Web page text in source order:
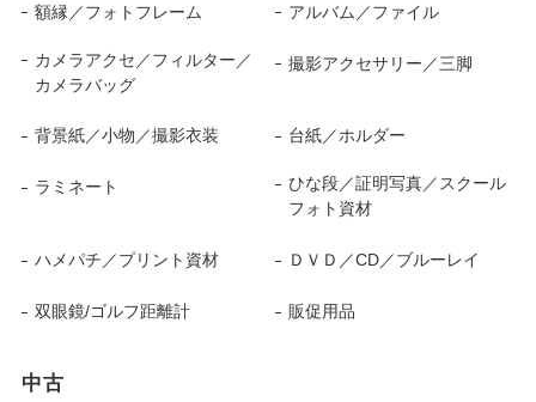
額縁／フォトフレーム アルバム／ファイル
カメラアクセ／フィルター／
カメラバッグ
撮影アクセサリー／三脚
背景紙／小物／撮影衣装 台紙／ホルダー
ラミネート
ひな段／証明写真／スクール
フォト資材
ハメパチ／プリント資材 ＤＶＤ／CD／ブルーレイ
双眼鏡/ゴルフ距離計 販促用品
中古